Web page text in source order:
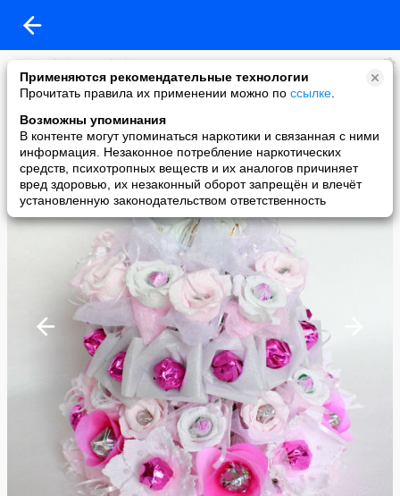
Применяются рекомендательные технологии
Прочитать правила их применении можно по ссылке
Возможны упоминания
В контенте могут упоминаться наркотики и связанная с ними
информация. Незаконное потребление наркотических
средств, психотропных веществ и их аналогов причиняет
вред здоровью, их незаконный оборот запрещён и влечёт
установленную законодательством ответственность
kaluga-podarki.ru
added a photo
20 Jul в 21:12